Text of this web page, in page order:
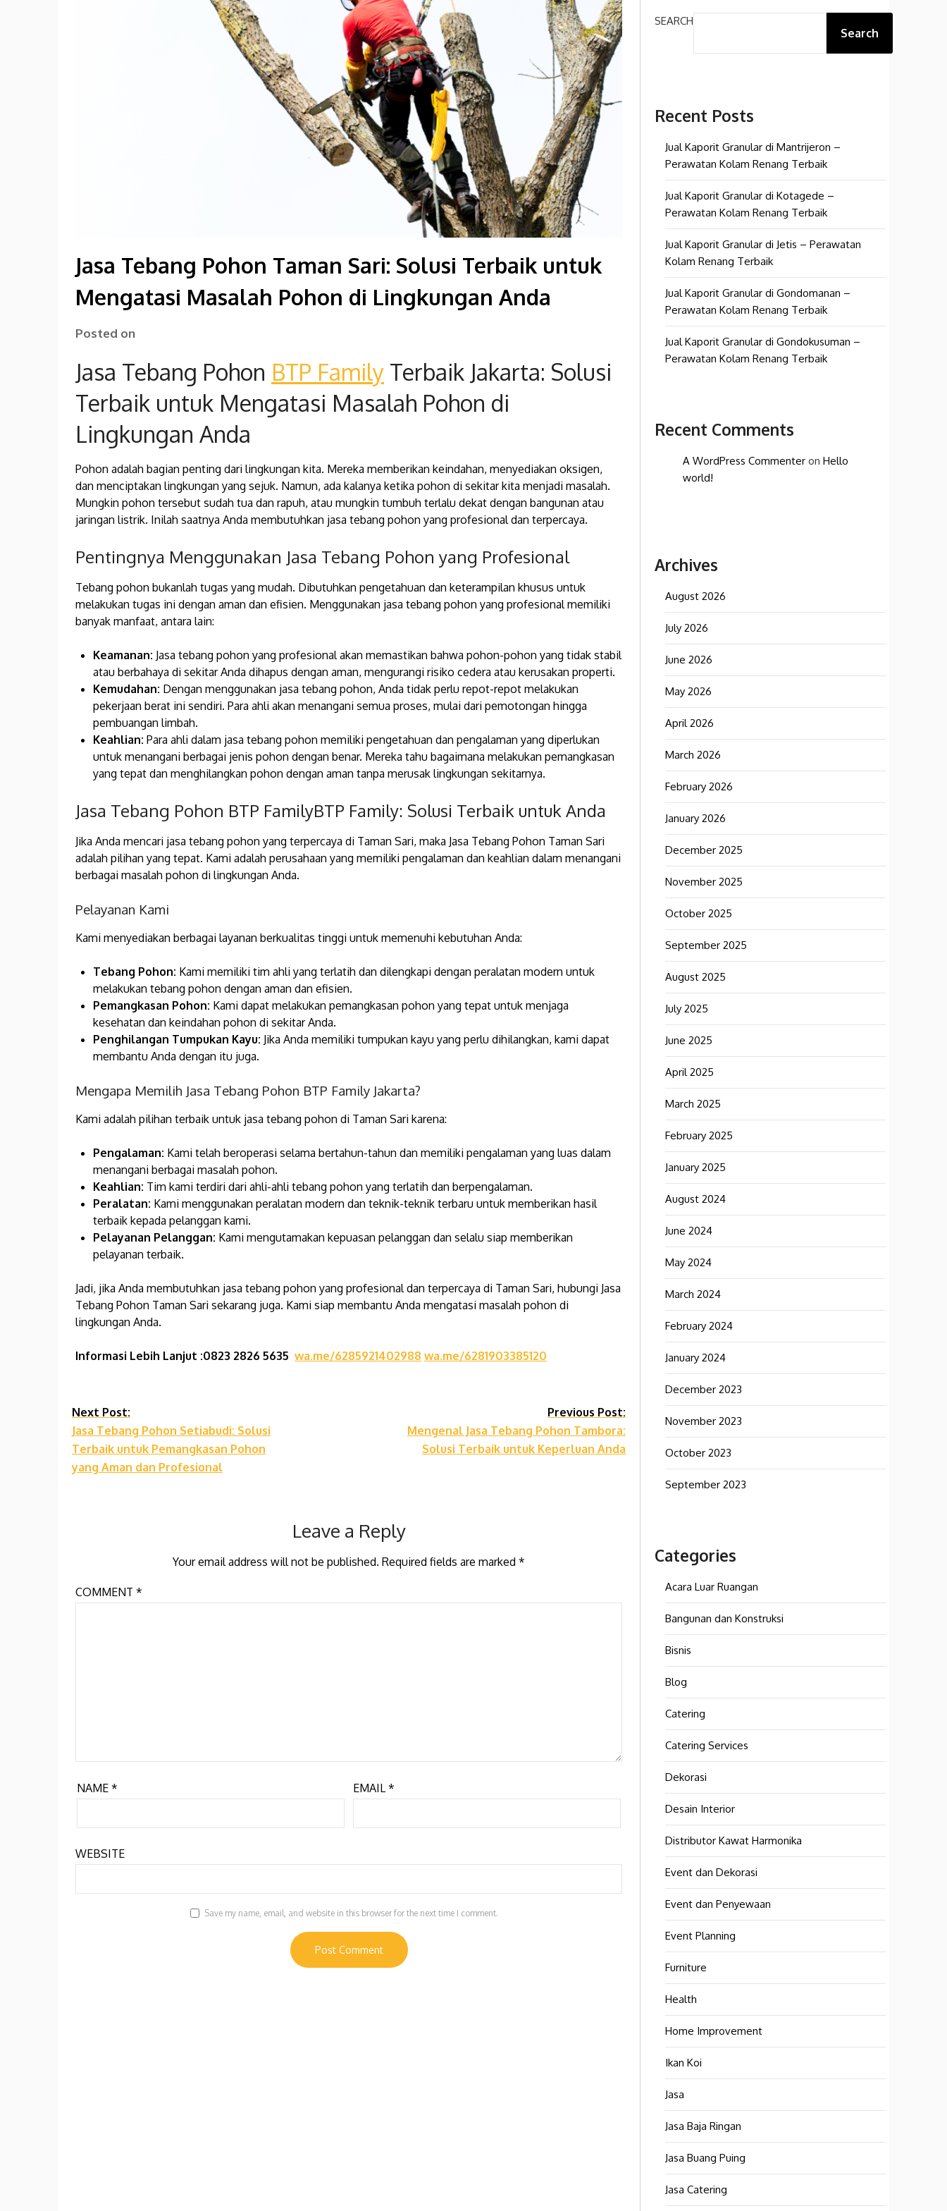
Jasa Tebang Pohon Taman Sari: Solusi Terbaik untuk
Mengatasi Masalah Pohon di Lingkungan Anda
Posted on
Jasa Tebang Pohon BTP Family Terbaik Jakarta: Solusi
Terbaik untuk Mengatasi Masalah Pohon di
Lingkungan Anda
Pohon adalah bagian penting dari lingkungan kita. Mereka memberikan keindahan, menyediakan oksigen,
dan menciptakan lingkungan yang sejuk. Namun, ada kalanya ketika pohon di sekitar kita menjadi masalah.
Mungkin pohon tersebut sudah tua dan rapuh, atau mungkin tumbuh terlalu dekat dengan bangunan atau
jaringan listrik. Inilah saatnya Anda membutuhkan jasa tebang pohon yang profesional dan terpercaya.
Pentingnya Menggunakan Jasa Tebang Pohon yang Profesional
Tebang pohon bukanlah tugas yang mudah. Dibutuhkan pengetahuan dan keterampilan khusus untuk
melakukan tugas ini dengan aman dan efisien. Menggunakan jasa tebang pohon yang profesional memiliki
banyak manfaat, antara lain:
Keamanan: Jasa tebang pohon yang profesional akan memastikan bahwa pohon-pohon yang tidak stabil
atau berbahaya di sekitar Anda dihapus dengan aman, mengurangi risiko cedera atau kerusakan properti.
Kemudahan: Dengan menggunakan jasa tebang pohon, Anda tidak perlu repot-repot melakukan
pekerjaan berat ini sendiri. Para ahli akan menangani semua proses, mulai dari pemotongan hingga
pembuangan limbah.
Keahlian: Para ahli dalam jasa tebang pohon memiliki pengetahuan dan pengalaman yang diperlukan
untuk menangani berbagai jenis pohon dengan benar. Mereka tahu bagaimana melakukan pemangkasan
yang tepat dan menghilangkan pohon dengan aman tanpa merusak lingkungan sekitarnya.
Jasa Tebang Pohon BTP FamilyBTP Family: Solusi Terbaik untuk Anda
Jika Anda mencari jasa tebang pohon yang terpercaya di Taman Sari, maka Jasa Tebang Pohon Taman Sari
adalah pilihan yang tepat. Kami adalah perusahaan yang memiliki pengalaman dan keahlian dalam menangani
berbagai masalah pohon di lingkungan Anda.
Pelayanan Kami
Kami menyediakan berbagai layanan berkualitas tinggi untuk memenuhi kebutuhan Anda:
Tebang Pohon: Kami memiliki tim ahli yang terlatih dan dilengkapi dengan peralatan modern untuk
melakukan tebang pohon dengan aman dan efisien.
Pemangkasan Pohon: Kami dapat melakukan pemangkasan pohon yang tepat untuk menjaga
kesehatan dan keindahan pohon di sekitar Anda.
Penghilangan Tumpukan Kayu: Jika Anda memiliki tumpukan kayu yang perlu dihilangkan, kami dapat
membantu Anda dengan itu juga.
Mengapa Memilih Jasa Tebang Pohon BTP Family Jakarta?
Kami adalah pilihan terbaik untuk jasa tebang pohon di Taman Sari karena:
Pengalaman: Kami telah beroperasi selama bertahun-tahun dan memiliki pengalaman yang luas dalam
menangani berbagai masalah pohon.
Keahlian: Tim kami terdiri dari ahli-ahli tebang pohon yang terlatih dan berpengalaman.
Peralatan: Kami menggunakan peralatan modern dan teknik-teknik terbaru untuk memberikan hasil
terbaik kepada pelanggan kami.
Pelayanan Pelanggan: Kami mengutamakan kepuasan pelanggan dan selalu siap memberikan
pelayanan terbaik.
Jadi, jika Anda membutuhkan jasa tebang pohon yang profesional dan terpercaya di Taman Sari, hubungi Jasa
Tebang Pohon Taman Sari sekarang juga. Kami siap membantu Anda mengatasi masalah pohon di
lingkungan Anda.
Informasi Lebih Lanjut :0823 2826 5635 wa.me/6285921402988 wa.me/6281903385120
Continue
Reading
Next Post:
Jasa Tebang Pohon Setiabudi: Solusi
Terbaik untuk Pemangkasan Pohon
yang Aman dan Profesional
Previous Post:
Mengenal Jasa Tebang Pohon Tambora:
Solusi Terbaik untuk Keperluan Anda
Leave a Reply
Your email address will not be published. Required fields are marked *
COMMENT *
NAME * EMAIL*
WEBSITE
Save my name, email, and website in this browser for the next time I comment.
SEARCH
Search
Recent Posts
Jual Kaporit Granular di Mantrijeron –
Perawatan Kolam Renang Terbaik
Jual Kaporit Granular di Kotagede –
Perawatan Kolam Renang Terbaik
Jual Kaporit Granular di Jetis – Perawatan
Kolam Renang Terbaik
Jual Kaporit Granular di Gondomanan –
Perawatan Kolam Renang Terbaik
Jual Kaporit Granular di Gondokusuman –
Perawatan Kolam Renang Terbaik
Recent Comments
A WordPress Commenter on Hello
world!
Archives
August 2026
July 2026
June 2026
May 2026
April 2026
March 2026
February 2026
January 2026
December 2025
November 2025
October 2025
September 2025
August 2025
July 2025
June 2025
April 2025
March 2025
February 2025
January 2025
August 2024
June 2024
May 2024
March 2024
February 2024
January 2024
December 2023
November 2023
October 2023
September 2023
Categories
Acara Luar Ruangan
Bangunan dan Konstruksi
Bisnis
Blog
Catering
Catering Services
Dekorasi
Desain Interior
Distributor Kawat Harmonika
Event dan Dekorasi
Event dan Penyewaan
Event Planning
Furniture
Health
Home Improvement
Ikan Koi
Jasa
Jasa Baja Ringan
Jasa Buang Puing
Jasa Catering